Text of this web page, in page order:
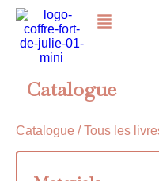
Catalogue
Catalogue / Tous les